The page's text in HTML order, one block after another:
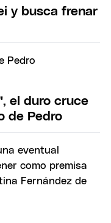
y busca frenar
el duro cruce
de Pedro